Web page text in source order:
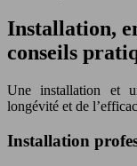
Installation,
conseils
Une installation et
longévité et de
Installation